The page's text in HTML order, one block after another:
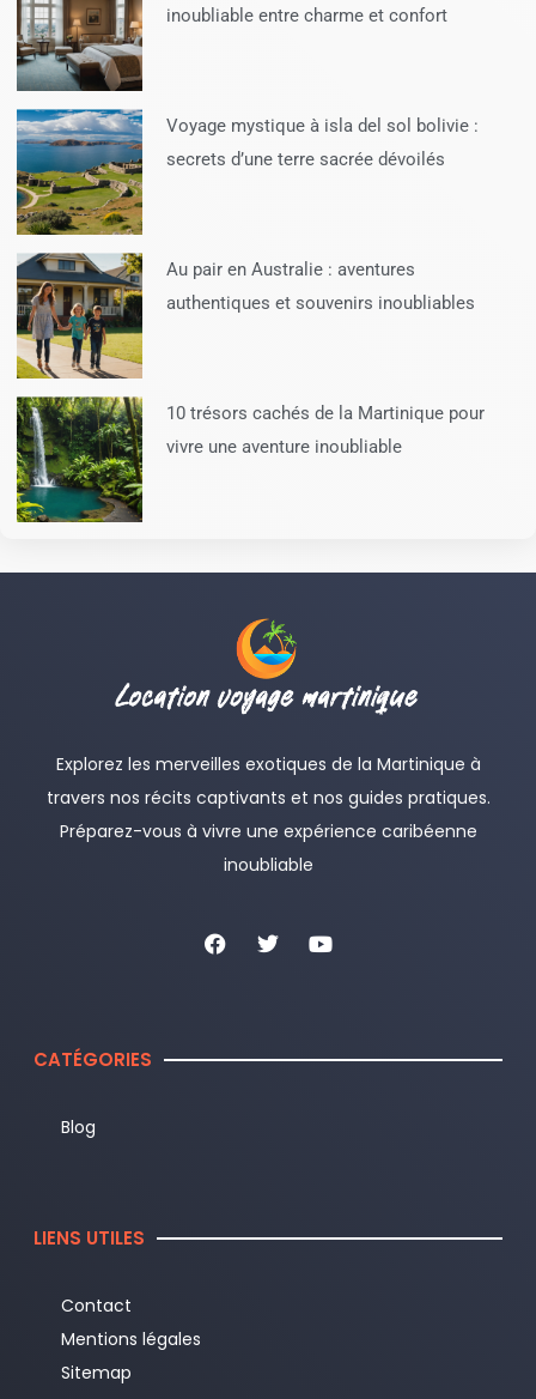
inoubliable entre charme et confort
Voyage mystique à isla del sol bolivie :
secrets d’une terre sacrée dévoilés
Au pair en Australie : aventures
authentiques et souvenirs inoubliables
10 trésors cachés de la Martinique pour
vivre une aventure inoubliable
Explorez les merveilles exotiques de la Martinique à
travers nos récits captivants et nos guides pratiques.
Préparez-vous à vivre une expérience caribéenne
inoubliable
CATÉGORIES
Blog
LIENS UTILES
Contact
Mentions légales
Sitemap